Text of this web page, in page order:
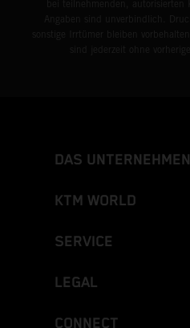
DAS UNTERNEHMEN
KTM WORLD
SERVICE
LEGAL
CONNECT